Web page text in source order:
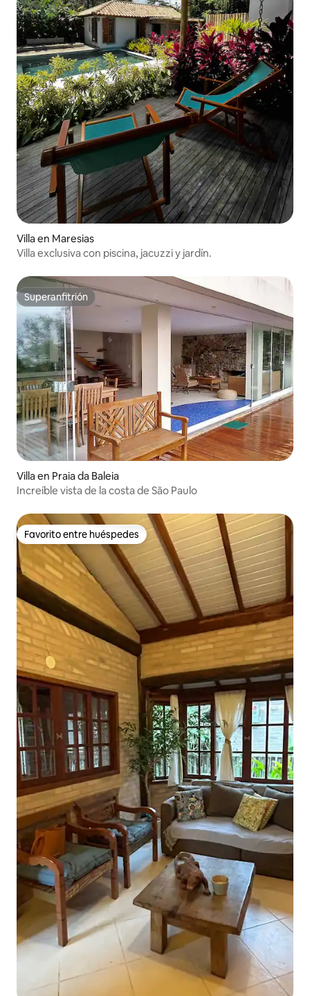
Villa en Maresias
Villa exclusiva con piscina, jacuzzi y jardín.
Superanfitrión
Superanfitrión
Villa en Praia da Baleia
Increíble vista de la costa de São Paulo
Favorito entre huéspedes
Favorito entre huéspedes